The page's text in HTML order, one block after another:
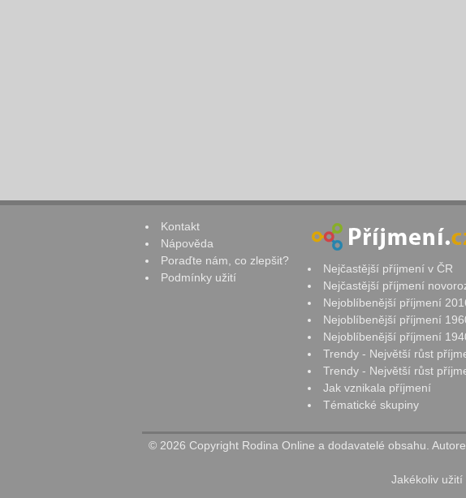
Kontakt
Nápověda
Poraďte nám, co zlepšit?
Podmínky užití
Nejčastější příjmení v ČR
Nejčastější příjmení
Nejoblíbenější příjmení
Nejoblíbenější příjmení
Nejoblíbenější příjmení
Trendy - Největší růst
Trendy - Největší růst
Jak vznikala příjmení
Tématické skupiny
© 2026 Copyright Rodina Online a dodavatelé obsahu.
Jakékoliv užití